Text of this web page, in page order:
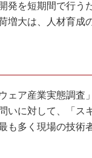
制御セキュリティ
を短期間で行う
増大は、人材育成
ェア産業実態調査
いに対して、「ス
も多く現場の技術